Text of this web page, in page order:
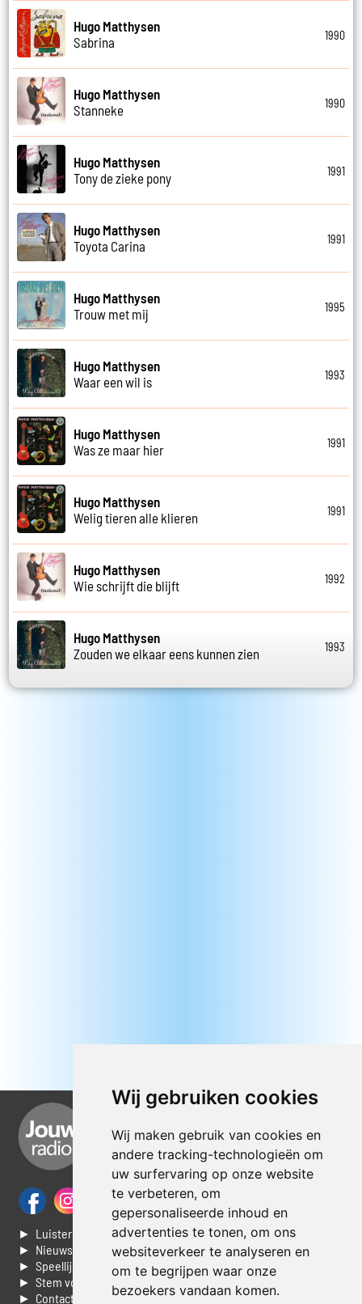
Wij gebruiken cookies
Wij maken gebruik van cookies en
andere tracking-technologieën om
uw surfervaring op onze website
te verbeteren, om
gepersonaliseerde inhoud en
advertenties te tonen, om ons
websiteverkeer te analyseren en
om te begrijpen waar onze
bezoekers vandaan komen.
Hugo Matthysen
Sabrina
1990
Hugo Matthysen
Stanneke
1990
Hugo Matthysen
Tony de zieke pony
1991
Hugo Matthysen
Toyota Carina
1991
Hugo Matthysen
Trouw met mij
1995
Hugo Matthysen
Waar een wil is
1993
Hugo Matthysen
Was ze maar hier
1991
Hugo Matthysen
Welig tieren alle klieren
1991
Hugo Matthysen
Wie schrijft die blijft
1992
Hugo Matthysen
Zouden we elkaar eens kunnen zien
1993
► Luisteren naar Jouwradio
► Nieuws
► Speellijst
► Stem voor de Dag top 3
► Contacteer ons